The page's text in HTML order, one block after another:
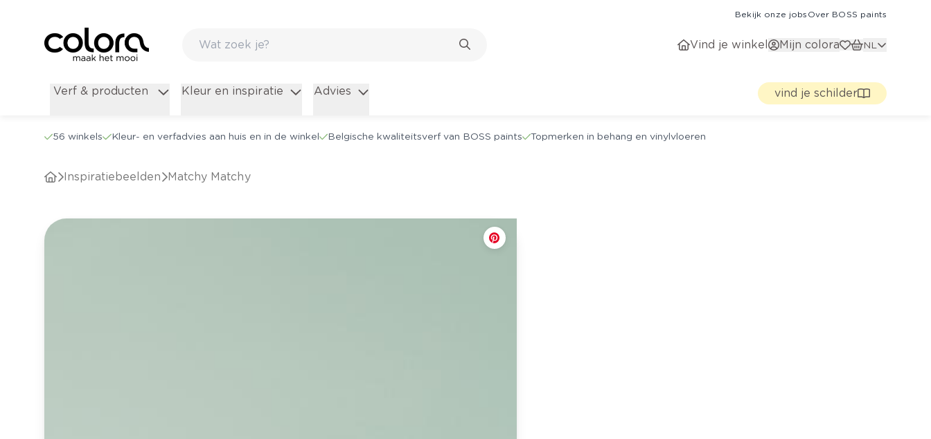
Bekijk onze jobs Over BOSS paints
Vind je winkel Mijn colora NL
Verf & producten Kleur en inspiratie Advies vind je schilder
56 winkels Kleur- en verfadvies aan huis en in de winkel Belgische kwaliteitsverf van BOSS paints Topmerken in behang en vinylvloeren
Inspiratiebeelden Matchy Matchy